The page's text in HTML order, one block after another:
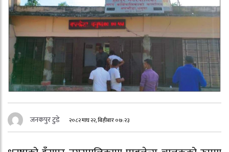
जनकपुर टुडे २०८२ माघ २२, बिहीबार ०७:२३